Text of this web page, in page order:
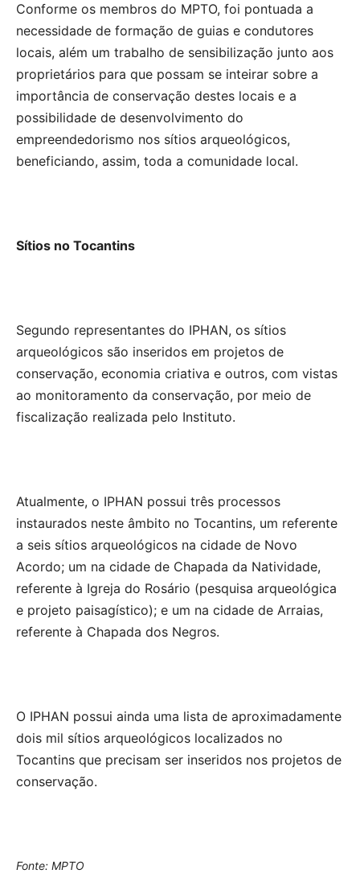
Conforme os membros do MPTO, foi pontuada a
necessidade de formação de guias e condutores
locais, além um trabalho de sensibilização junto aos
proprietários para que possam se inteirar sobre a
importância de conservação destes locais e a
possibilidade de desenvolvimento do
empreendedorismo nos sítios arqueológicos,
beneficiando, assim, toda a comunidade local.
Sítios no Tocantins
Segundo representantes do IPHAN, os sítios
arqueológicos são inseridos em projetos de
conservação, economia criativa e outros, com vistas
ao monitoramento da conservação, por meio de
fiscalização realizada pelo Instituto.
Atualmente, o IPHAN possui três processos
instaurados neste âmbito no Tocantins, um referente
a seis sítios arqueológicos na cidade de Novo
Acordo; um na cidade de Chapada da Natividade,
referente à Igreja do Rosário (pesquisa arqueológica
e projeto paisagístico); e um na cidade de Arraias,
referente à Chapada dos Negros.
O IPHAN possui ainda uma lista de aproximadamente
dois mil sítios arqueológicos localizados no
Tocantins que precisam ser inseridos nos projetos de
conservação.
Fonte: MPTO